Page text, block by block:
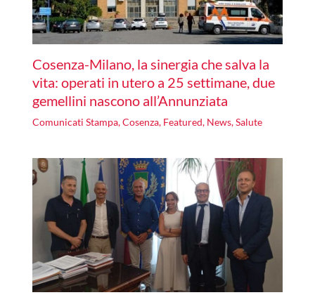
Cosenza-Milano, la sinergia che salva la
vita: operati in utero a 25 settimane, due
gemellini nascono all’Annunziata
Comunicati Stampa,Cosenza, Featured, News,Salute